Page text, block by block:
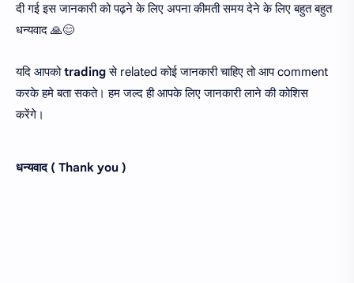
दी गई इस जानकारी को पढ़ने के लिए अपना कीमती समय देने के लिए बहुत बहुत
धन्यवाद 🙏😊
यदि आपकोtrading से related कोई जानकारी चाहिए तो आप comment
करके हमे बता सकते। हम जल्द ही आपके लिए जानकारी लाने की कोशिस
करेंगे।
धन्यवाद ( Thank you )